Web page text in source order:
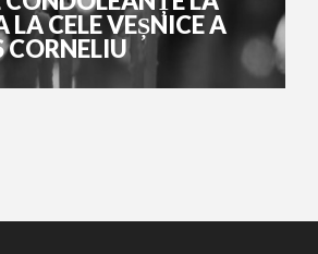
LA CELE VEȘNICE A
CORNELIU